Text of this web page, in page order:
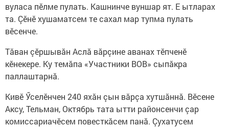
вуласа пӗлме пулать. Кашнинче вуншар ят. Е ытларах
та. Çӗнӗ хушаматсем те сахал мар тупма пулать
вӗсенче.
Тăван çӗршывăн Аслă вăрçине аванах тӗпченӗ
кӗнекере. Ку темăпа «Участники ВОВ» сыпăкра
паллаштарнă.
Кивӗ Ӳселӗнчен 240 яхăн çын вăрçа хутшăннă. Вӗсене
Аксу, Тельман, Октябрь тата ытти районсенчи çар
комиссариачӗсем повесткăсем панă. Çухатусем